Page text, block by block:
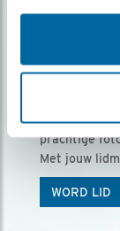
Ontvang
Vogels is
prachtige
Met jouw
WORD LID